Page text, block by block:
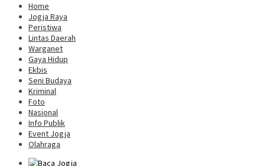
Home
Jogja Raya
Peristiwa
Lintas Daerah
Warganet
Gaya Hidup
Ekbis
Seni Budaya
Kriminal
Foto
Nasional
Info Publik
Event Jogja
Olahraga